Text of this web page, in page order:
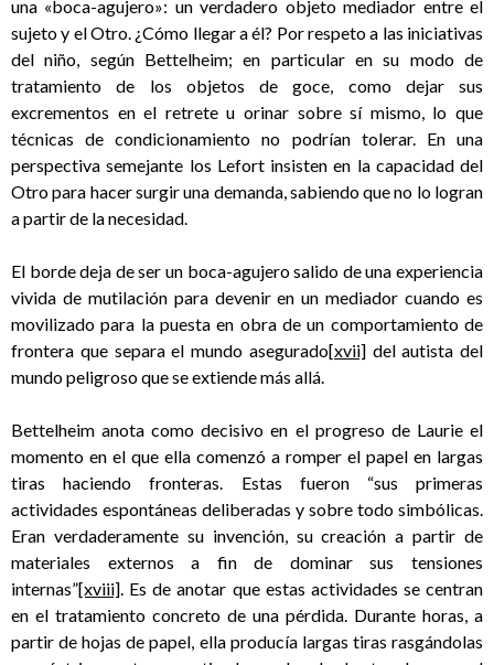
una «boca-agujero»: un verdadero objeto mediador entre el
sujeto y el Otro. ¿Cómo llegar a él? Por respeto a las iniciativas
del niño, según Bettelheim; en particular en su modo de
tratamiento de los objetos de goce, como dejar sus
excrementos en el retrete u orinar sobre sí mismo, lo que
técnicas de condicionamiento no podrían tolerar. En una
perspectiva semejante los Lefort insisten en la capacidad del
Otro para hacer surgir una demanda, sabiendo que no lo logran
a partir de la necesidad.
El borde deja de ser un boca-agujero salido de una experiencia
vivida de mutilación para devenir en un mediador cuando es
movilizado para la puesta en obra de un comportamiento de
frontera que separa el mundo asegurado[xvii]del autista del
mundo peligroso que se extiende más allá.
Bettelheim anota como decisivo en el progreso de Laurie el
momento en el que ella comenzó a romper el papel en largas
tiras haciendo fronteras. Estas fueron “sus primeras
actividades espontáneas deliberadas y sobre todo simbólicas.
Eran verdaderamente su invención, su creación a partir de
materiales externos a fin de dominar sus tensiones
internas”[xviii]. Es de anotar que estas actividades se centran
en el tratamiento concreto de una pérdida. Durante horas, a
partir de hojas de papel, ella producía largas tiras rasgándolas